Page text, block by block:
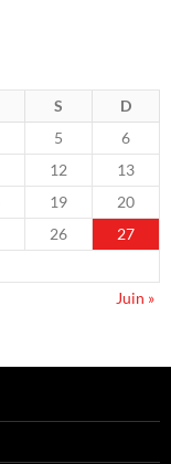
S
D
5
6
12
13
19
20
26
27
Juin »